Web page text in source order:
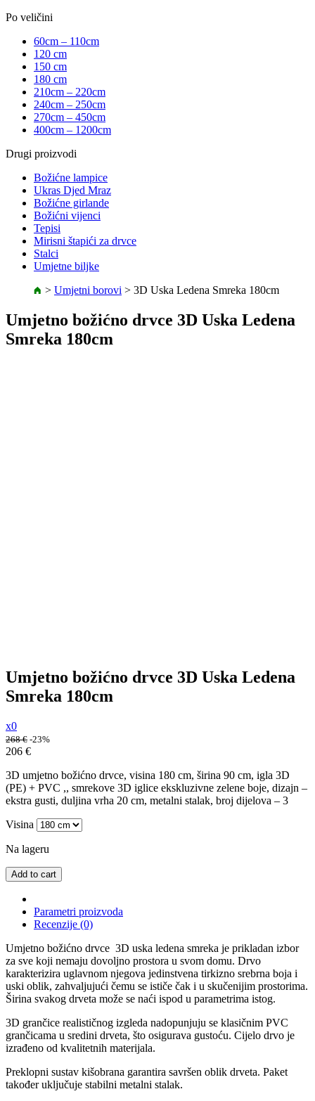
Po veličini
60cm – 110cm
120 cm
150 cm
180 cm
210cm – 220cm
240cm – 250cm
270cm – 450cm
400cm – 1200cm
Drugi proizvodi
Božićne lampice
Ukras Djed Mraz
Božićne girlande
Božićni vijenci
Tepisi
Mirisni štapići za drvce
Stalci
Umjetne biljke
> Umjetni borovi > 3D Uska Ledena Smreka 180cm
Umjetno božićno drvce 3D Uska Ledena
Smreka 180cm
Umjetno božićno drvce 3D Uska Ledena
Smreka 180cm
x0
268€ -23%
206 €
3D umjetno božićno drvce, visina 180 cm, širina 90 cm, igla 3D
(PE) + PVC ,, smrekove 3D iglice ekskluzivne zelene boje, dizajn –
ekstra gusti, duljina vrha 20 cm, metalni stalak, broj dijelova – 3
Visina
Na lageru
Add to cart
Parametri proizvoda
Recenzije (0)
Umjetno božićno drvce 3D uska ledena smreka je prikladan izbor
za sve koji nemaju dovoljno prostora u svom domu. Drvo
karakterizira uglavnom njegova jedinstvena tirkizno srebrna boja i
uski oblik, zahvaljujući čemu se ističe čak i u skučenijim prostorima.
Širina svakog drveta može se naći ispod u parametrima istog.
3D grančice realističnog izgleda nadopunjuju se klasičnim PVC
grančicama u sredini drveta, što osigurava gustoću. Cijelo drvo je
izrađeno od kvalitetnih materijala.
Preklopni sustav kišobrana garantira savršen oblik drveta. Paket
također uključuje stabilni metalni stalak.